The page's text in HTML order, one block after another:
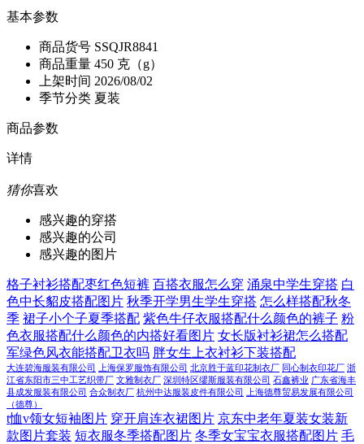
基本参数
商品货号 SSQJR8841
商品重量 450 克（g）
上架时间 2026/08/02
季节分类 夏装
商品参数
详情
猜你喜欢
感兴趣的穿搭
感兴趣的公司
感兴趣的图片
格子衬衫搭配枣红色短裤 百搭衣服怎么穿 涌泉中学生穿搭 白
色中长貂皮搭配图片 秋季开学男生学生穿搭 怎么样搭配秋冬
季 裙子小个子夏季搭配 紫色牛仔衣服搭配什么颜色的裤子 粉
色衣服搭配什么颜色的内搭好看图片 女长版衬衫裙怎么搭配
军绿色风衣能搭配卫衣吗 胖女生上衣衬衫下装搭配
大连碧海服装有限公司 上海保罗服饰有限公司 北京胜于蓝印花制衣厂 同心制衣印花厂 浙
江省东阳市三中工艺织带厂 文雅制衣厂 深圳特区缪斯服装有限公司 石鑫裤业 广东省海丰
县成发服装有限公司 合众制衣厂 杭州中达服装皮件有限公司
上海德尊贸易发展有限公司
（德尊）
t恤v领女短袖图片 穿开肩连衣裙图片 京东中老年夏装女装新
款图片套装 短衣服冬季搭配图片 冬季女宝宝衣服搭配图片 毛